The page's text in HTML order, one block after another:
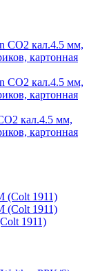
кал.4.5 мм,
картонная
1911)